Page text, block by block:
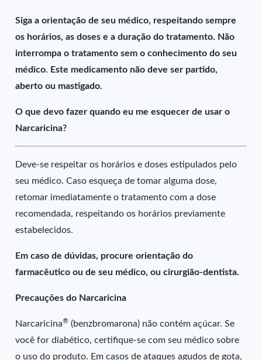
Siga a orientação de seu médico, respeitando sempre
os horários, as doses e a duração do tratamento. Não
interrompa o tratamento sem o conhecimento do seu
médico. Este medicamento não deve ser partido,
aberto ou mastigado.
O que devo fazer quando eu me esquecer de usar o
Narcaricina?
Deve-se respeitar os horários e doses estipulados pelo
seu médico. Caso esqueça de tomar alguma dose,
retomar imediatamente o tratamento com a dose
recomendada, respeitando os horários previamente
estabelecidos.
Em caso de dúvidas, procure orientação do
farmacêutico ou de seu médico, ou cirurgião-dentista.
Precauções do Narcaricina
Narcaricina® (benzbromarona) não contém açúcar. Se
você for diabético, certifique-se com seu médico sobre
o uso do produto. Em casos de ataques agudos de gota,